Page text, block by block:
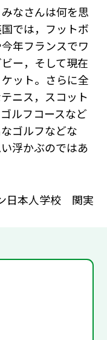
なさんは何を思
では，フットボ
年フランスでワ
ー，そして現在
ット。さらに全
ニス，スコット
ルフコースなど
ゴルフなどな
浮かぶのではあ
日本人学校 関実